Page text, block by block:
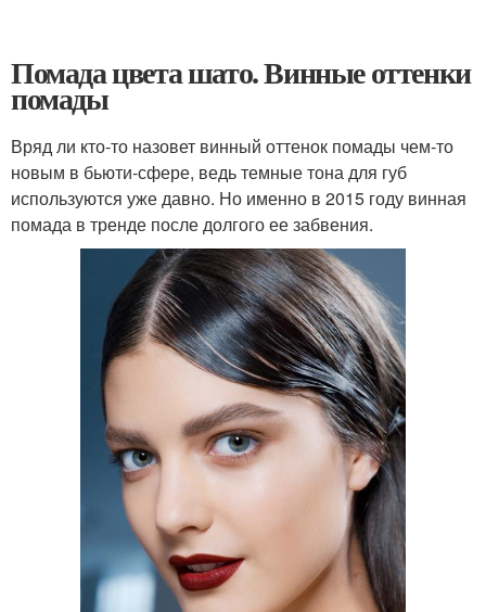
Помада цвета шато. Винные оттенки
помады
Вряд ли кто-то назовет винный оттенок помады чем-то
новым в бьюти-сфере, ведь темные тона для губ
используются уже давно. Но именно в 2015 году винная
помада в тренде после долгого ее забвения.